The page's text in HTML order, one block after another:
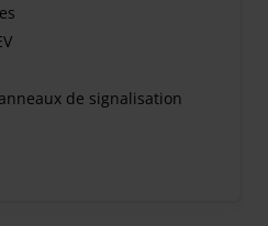
de signalisation